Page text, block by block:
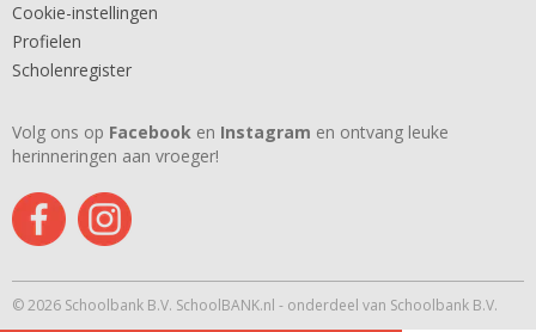
Cookie-instellingen
Profielen
Scholenregister
Volg ons op Facebook en Instagram en ontvang leuke
herinneringen aan vroeger!
© 2026 Schoolbank B.V. SchoolBANK.nl - onderdeel van Schoolbank B.V.